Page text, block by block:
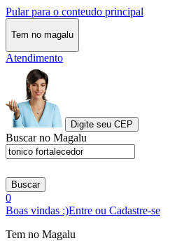
Pular para o conteudo principal
Tem no magalu
Atendimento
Digite seu CEP
Buscar no Magalu
Buscar
0
Boas vindas :)Entre ou Cadastre-se
Tem no Magalu